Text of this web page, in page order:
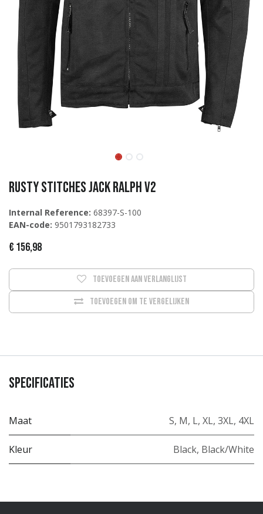
Rusty Stitches Jack Ralph V2
Internal Reference: 68397-S-100
EAN-code: 9501793182733
€ 156,98
Toevoegen om te vergelijken
Toevoegen aan verlanglijst
Specificaties
Maat S, M, L, XL, 3XL, 4XL
Kleur Black, Black/White